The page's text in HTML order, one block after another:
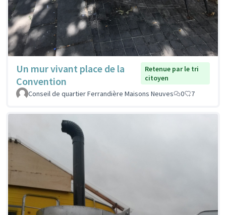
Un mur vivant place de la
Convention
Retenue par le tri
citoyen
Conseil de quartier Ferrandière Maisons Neuves
0 7